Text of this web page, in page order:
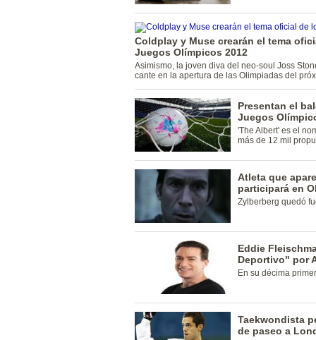
Coldplay y Muse crearán el tema
Juegos Olímpicos 2012
Asimismo, la joven diva del neo-soul Joss
cante en la apertura de las Olimpiadas del
Presentan el
Juegos
'The Albert' es el
más de 12 mil
Atleta que
participará en
Zylberberg quedó
Eddie
Deportivo" por
En su décima
Taekwondista
de paseo a